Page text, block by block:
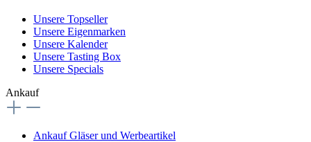
Unsere Topseller
Unsere Eigenmarken
Unsere Kalender
Unsere Tasting Box
Unsere Specials
Ankauf
Ankauf Gläser und Werbeartikel